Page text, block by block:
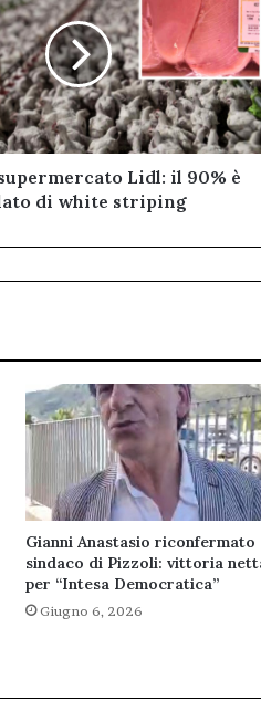
Lidl: il 90% è
di white striping
Gianni Anastasio riconfermato
sindaco di Pizzoli: vittoria
per “Intesa Democratica”
Giugno 6, 2026